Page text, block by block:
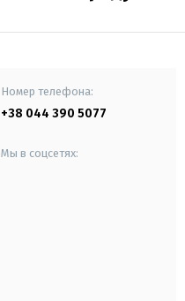
Номер телефона:
+38 044 390 5077
Мы в соцсетях: